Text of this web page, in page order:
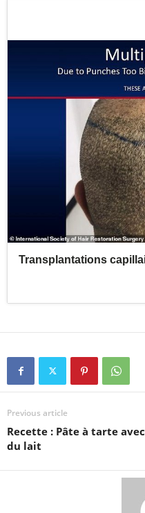
Previous article
Recette : Pâte à tarte avec
du lait